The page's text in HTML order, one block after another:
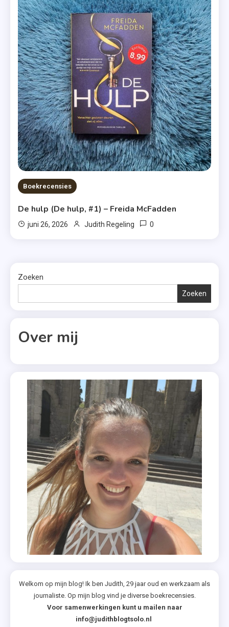
Boekrecensies
De hulp (De hulp, #1) – Freida McFadden
juni 26, 2026 Judith Regeling 0
Zoeken
Zoeken
Over mij
Welkom op mijn blog! Ik ben Judith, 29 jaar oud en werkzaam als
journaliste. Op mijn blog vind je diverse boekrecensies.
Voor samenwerkingen kunt u mailen naar
info@judithblogtsolo.nl